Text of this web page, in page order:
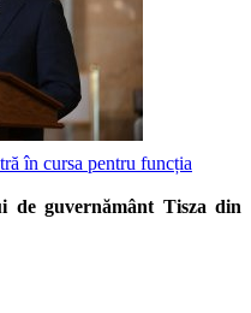
în cursa pentru funcția
de guvernământ Tisza din